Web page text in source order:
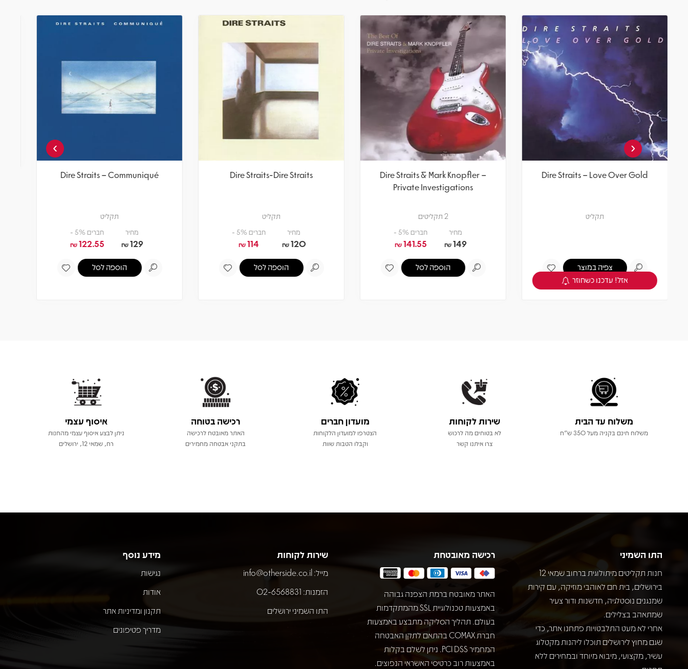
Dire Straits & Mark Knopfler –
2 תקליטים
הוספה לסל
Dire Straits-Dire Straits
תקליט
מחיר
120
חברים 5% -
114
₪
הוספה לסל
Dire Straits – Communiqué
תקליט
מחיר
129
חברים 5% -
122.55
הוספה לסל
תקליט
מחיר
129
₪
חברים 5% -
122.55
₪
‹
›
משלוח עד הבית
משלוח חינם בקניה מעל 350 ש"ח
שירות לקוחות
לא בטוחים מה לרכוש
צרו איתנו קשר
מועדון חברים
הצטרפו למועדון הלקוחות
וקבלו הטבות שוות
רכישה בטוחה
האתר מאובטח לרכישה
בתקני אבטחה מחמירים
איסוף עצמי
ניתן לבצע איסוף עצמי מהחנות
רח, שמאי 12, ירושלים
התו השמיני
חנות תקליטים מיתולוגית ברחוב שמאי 12
בירושלים, בית חם לאוהבי מוזיקה, עם קירות
שמנגנים נוסטלגיה, חדשנות ודור צעיר
שמתאהב בצלילים.
אחרי לא מעט התלבטויות פתחנו אתר, כדי
שגם מחוץ לירושלים תוכלו ליהנות מקטלוג
עשיר, מקצועי, מיבוא מיוחד ובמחירים ללא
רכישה מאובטחת
האתר מאובטח ברמת הצפנה גבוהה
באמצעות טכנולוגיית SSL מהמתקדמות
בעולם. תהליך הסליקה מתבצע באמצעות
חברת COMAX בהתאם לתקן האבטחה
המחמיר PCI DSS. ניתן לשלם בקלות
באמצעות רוב כרטיסי האשראי הנפוצים.
שירות לקוחות
מייל: info@otherside.co.il
הזמנות: 02-6568831
התו השמיני ירושלים
מידע נוסף
נגישות
אודות
תקנון ומדיניות אתר
מדריך פטיפונים